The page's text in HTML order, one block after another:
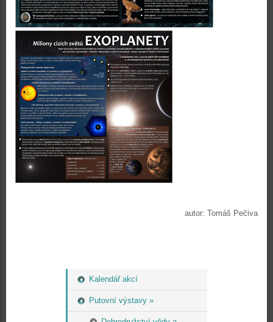
Kalendář akcí
Putovní výstavy »
autor: Tomáš Pečiva